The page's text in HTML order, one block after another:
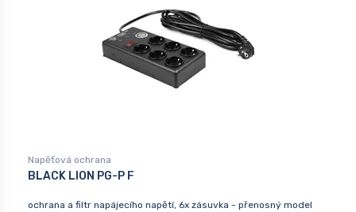
Napěťová ochrana
BLACK LION PG-P F
ochrana a filtr napájecího napětí, 6x zásuvka - přenosný model